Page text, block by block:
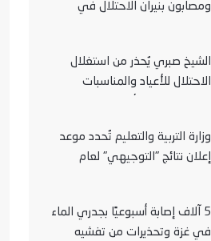
ومصابون بنيران الاحتلال في
الشيخ صبري يُحذر من استغلال
الاحتلال للأعياد والمناسبات
وزارة التربية والتعليم تُحدد موعد
إعلان نتائج "التوجيهي" لعام
5 آلاف إصابة أسبوعيًا بجدري الماء
في غزة وتحذيرات من تفشيه